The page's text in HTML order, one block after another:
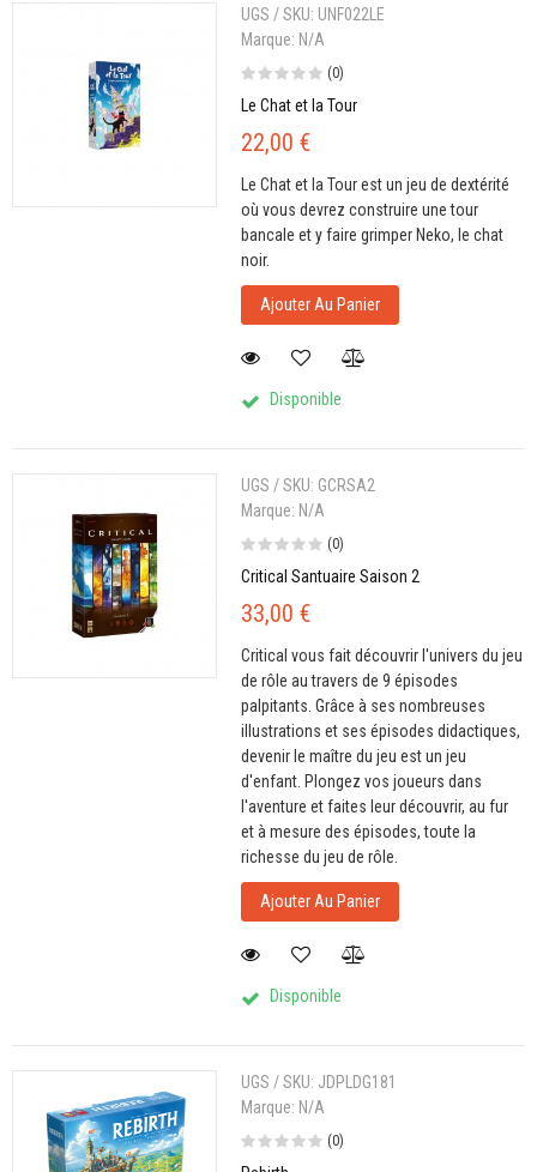
UGS / SKU: UNF022LE
Marque: N/A
(0)
Le Chat et la Tour
22,00 €
Le Chat et la Tour est un jeu de dextérité
où vous devrez construire une tour
bancale et y faire grimper Neko, le chat
noir.
Ajouter Au Panier
Disponible
UGS / SKU: GCRSA2
Marque: N/A
(0)
Critical Santuaire Saison 2
33,00 €
Critical vous fait découvrir l'univers du jeu
de rôle au travers de 9 épisodes
palpitants. Grâce à ses nombreuses
illustrations et ses épisodes didactiques,
devenir le maître du jeu est un jeu
d'enfant. Plongez vos joueurs dans
l'aventure et faites leur découvrir, au fur
et à mesure des épisodes, toute la
richesse du jeu de rôle.
Ajouter Au Panier
Disponible
UGS / SKU: JDPLDG181
Marque: N/A
(0)